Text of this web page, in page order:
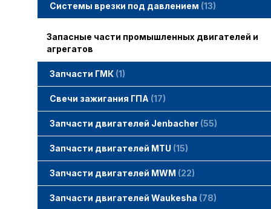
Системы врезки под давлением 13
Запасные части промышленных двигателей и
агрегатов
Запчасти ГМК 1
Свечи зажигания ГПА 17
Запчасти двигателей Jenbacher 55
Запчасти двигателей MTU 15
Запчасти двигателей MWM 22
Запчасти двигателей Waukesha 78